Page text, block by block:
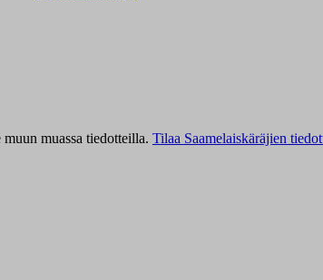
muassa tiedotteilla. Tilaa Saamelaiskäräjien